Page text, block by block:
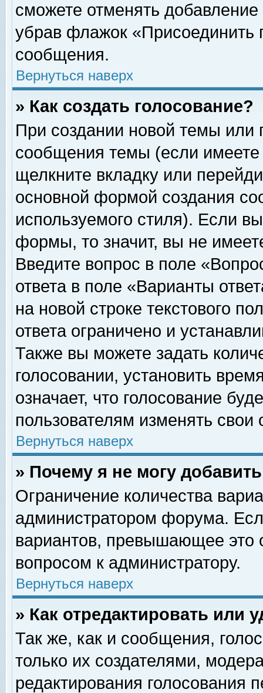
сможете отменять
убрав флажок «Присоединить
сообщения.
Вернуться наверх
» Как создать голосование?
При создании новой темы или
сообщения темы (если
щелкните вкладку или
основной формой создания
используемого стиля). Если
формы, то значит, вы не
Введите вопрос в поле
ответа в поле «Варианты
на новой строке текстового
ответа ограничено и
Также вы можете задать
голосовании, установить
означает, что голосование
пользователям изменять свои
Вернуться наверх
» Почему я не могу
Ограничение количества
администратором форума.
вариантов, превышающее это
вопросом к администратору.
Вернуться наверх
» Как отредактировать или
Так же, как и сообщения,
только их создателями,
редактирования голосования